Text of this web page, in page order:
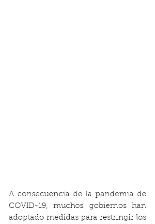
A consecuencia de la pandemia de
COVID-19, muchos gobiernos han
adoptado medidas para restringir los